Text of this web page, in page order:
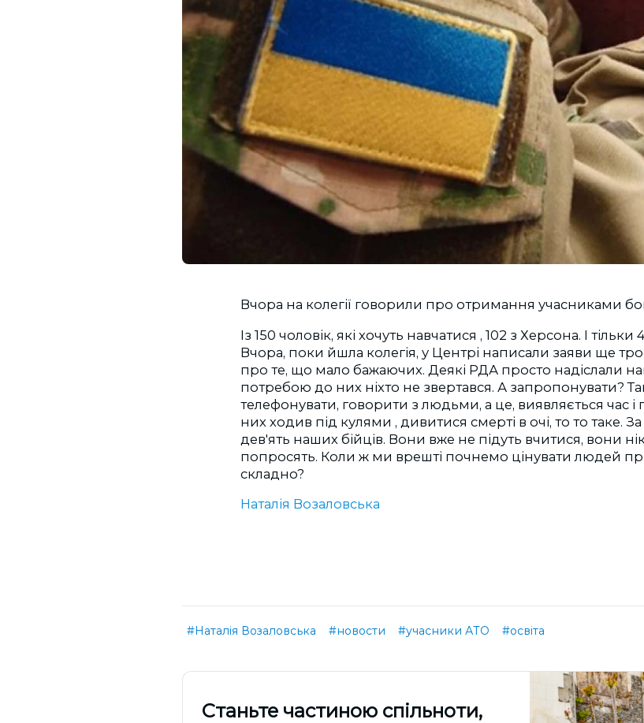
Вчора на колегії говорили про отримання учасниками
Із 150 чоловік, які хочуть навчатися , 102 з Херсона. І тільки
Вчора, поки йшла колегія, у Центрі написали заяви ще
про те, що мало бажаючих. Деякі РДА просто надіслали
потребою до них ніхто не звертався. А запропонувати?
телефонувати, говорити з людьми, а це, виявляється час
них ходив під кулями , дивитися смерті в очі, то то таке.
дев'ять наших бійців. Вони вже не підуть вчитися, вони
попросять. Коли ж ми врешті почнемо цінувати людей
складно?
Наталія Возаловська
#Наталія Возаловська #новости #учасники АТО #освіта
Cтаньте частиною спільноти,